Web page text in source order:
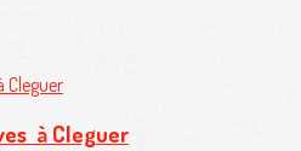
à Cleguer